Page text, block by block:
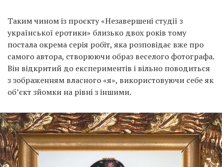
Таким чином із проєкту «Незавершені студії з
української еротики» близько двох років тому
постала окрема серія робіт, яка розповідає вже про
самого автора, створюючи образ веселого фотографа.
Він відкритий до експериментів і вільно поводиться
з зображенням власного «я», використовуючи себе як
об’єкт зйомки на рівні з іншими.